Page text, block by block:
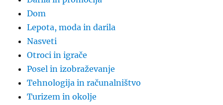
Dom
Lepota, moda in darila
Nasveti
Otroci in igrače
Posel in izobraževanje
Tehnologija in računalništvo
Turizem in okolje